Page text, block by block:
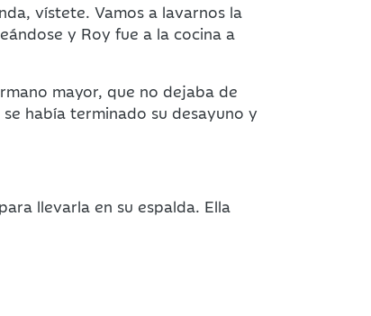
vístete. Vamos a lavarnos la
y Roy fue a la cocina a
mayor, que no dejaba de
había terminado su desayuno y
llevarla en su espalda. Ella